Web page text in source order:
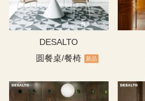
DESALTO
圆餐桌/餐椅
新品